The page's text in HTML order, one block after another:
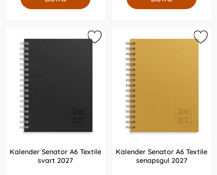
Kalender Senator A6 Textile
svart 2027
Kalender Senator A6 Textile
senapsgul 2027